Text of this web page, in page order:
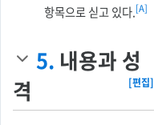
항목으로 싣고 있다.[A]
5. 내용과 성
격
[편집]